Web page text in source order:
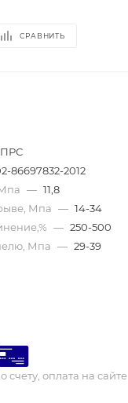
СРАВНИТЬ
ПРС
86697832-2012
— 11,8
Мпа — 14-34
— 250-500
Мпа — 29-39
счету, оплата на сайте